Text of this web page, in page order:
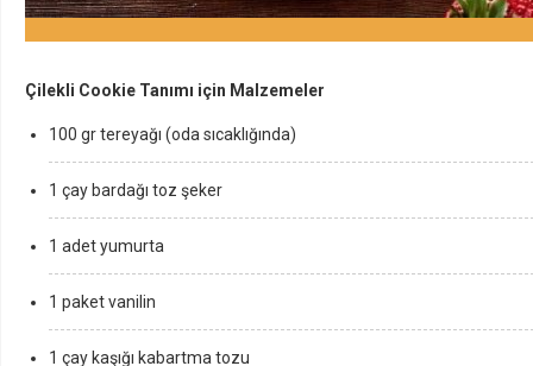
Çilekli Cookie Tanımı için Malzemeler
100 gr tereyağı (oda sıcaklığında)
1 çay bardağı toz şeker
1 adet yumurta
1 paket vanilin
1 çay kaşığı kabartma tozu